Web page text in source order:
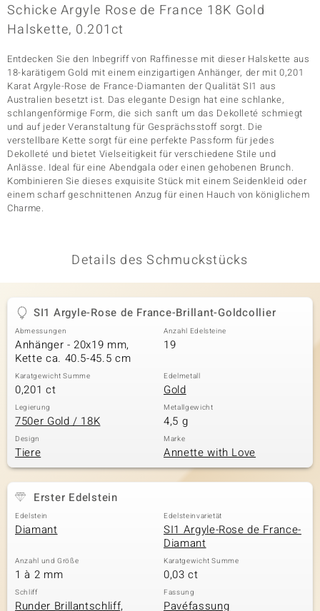
Classics
Schicke Argyle Rose de France 18K Gold
Halskette, 0.201ct
Entdecken Sie den Inbegriff von Raffinesse mit dieser Halskette aus
18-karätigem Gold mit einem einzigartigen Anhänger, der mit 0,201
Karat Argyle-Rose de France-Diamanten der Qualität SI1 aus
Australien besetzt ist. Das elegante Design hat eine schlanke,
schlangenförmige Form, die sich sanft um das Dekolleté schmiegt
und auf jeder Veranstaltung für Gesprächsstoff sorgt. Die
verstellbare Kette sorgt für eine perfekte Passform für jedes
Dekolleté und bietet Vielseitigkeit für verschiedene Stile und
Anlässe. Ideal für eine Abendgala oder einen gehobenen Brunch.
Kombinieren Sie dieses exquisite Stück mit einem Seidenkleid oder
einem scharf geschnittenen Anzug für einen Hauch von königlichem
Charme.
Details des Schmuckstücks
SI1 Argyle-Rose de France-Brillant-Goldcollier
Abmessungen
Anhänger - 20x19 mm,
Kette ca. 40.5-45.5 cm
Anzahl Edelsteine
19
Karatgewicht Summe
0,201 ct
Edelmetall
Gold
Legierung
750er Gold / 18K
Metallgewicht
4,5 g
Design
Tiere
Marke
Annette with Love
Erster Edelstein
Edelstein
Diamant
Edelsteinvarietät
SI1 Argyle-Rose de France-
Diamant
Anzahl und Größe
1 à 2 mm
Karatgewicht Summe
0,03 ct
Schliff
Runder Brillantschliff,
Fassung
Pavéfassung